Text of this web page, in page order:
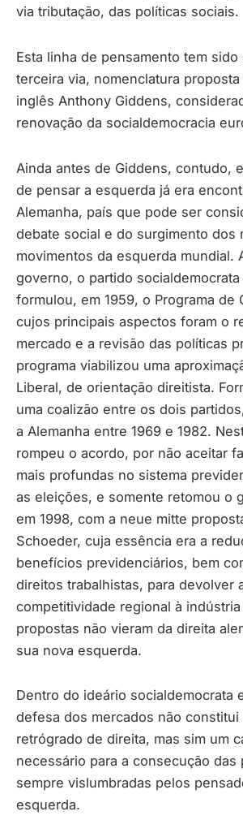
via tributação, das políticas sociais.
Esta linha de pensamento tem sido
terceira via, nomenclatura
inglês Anthony Giddens,
renovação da socialdemocracia
Ainda antes de Giddens, contudo,
de pensar a esquerda já era
Alemanha, país que pode ser
debate social e do surgimento dos
movimentos da esquerda mundial.
governo, o partido socialdemocrata
formulou, em 1959, o Programa de
cujos principais aspectos foram o
mercado e a revisão das políticas
programa viabilizou uma
Liberal, de orientação direitista.
uma coalizão entre os dois
a Alemanha entre 1969 e 1982.
rompeu o acordo, por não aceitar
mais profundas no sistema
as eleições, e somente retomou o
em 1998, com a neue mitte
Schoeder, cuja essência era a
benefícios previdenciários, bem
direitos trabalhistas, para devolver
competitividade regional à indústria
propostas não vieram da direita
sua nova esquerda.
Dentro do ideário socialdemocrata
defesa dos mercados não constitui
retrógrado de direita, mas sim um
necessário para a consecução das
sempre vislumbradas pelos
esquerda.